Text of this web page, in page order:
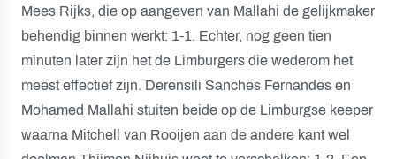
Mees Rijks, die op aangeven van Mallahi de gelijkmaker
behendig binnen werkt: 1-1. Echter, nog geen tien
minuten later zijn het de Limburgers die wederom het
meest effectief zijn. Derensili Sanches Fernandes en
Mohamed Mallahi stuiten beide op de Limburgse keeper
waarna Mitchell van Rooijen aan de andere kant wel